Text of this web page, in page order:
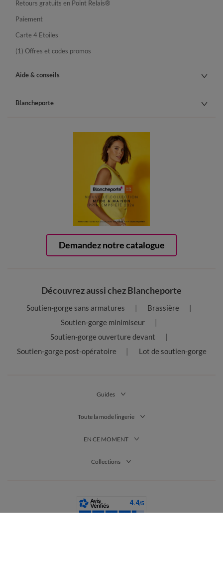
Demandez notre catalogue
Retours gratuits en Point Relais®
Paiement
Carte 4 Etoiles
(1) Offres et codes promos
Aide & conseils
Blancheporte
Découvrez aussi chez Blancheporte
Soutien-gorge sans armatures
Brassière
Soutien-gorge minimiseur
Soutien-gorge ouverture devant
Soutien-gorge post-opératoire
Lot de soutien-gorge
Guides
Toute la mode lingerie
EN CE MOMENT
Collections